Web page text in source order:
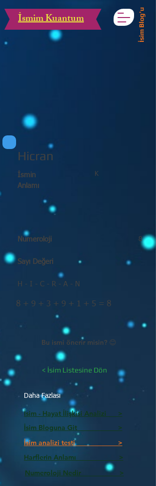
İsmim Kuantum İsim Blog'u
Hicran
K
İsmin
Anlamı
Numeroloji
Sayı Değeri
8
H - I - C - R - A - N
8 + 9 + 3 + 9 + 1 + 5 = 8
Bu ismi önerir misin? 😊
< İsim Listesine Dön
Daha Fazlası
İsim - Hayat İlişkisi Analizi >
İsim Bloguna Git >
İsim analizi testi >
Harflerin Anlamı >
Numeroloji Nedir_________ >